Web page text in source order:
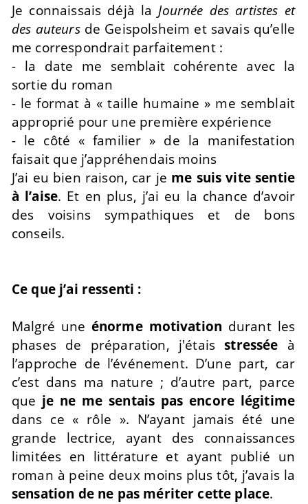
Je connaissais déjà la Journée des artistes et
des auteursde Geispolsheim et savais qu’elle
me correspondrait parfaitement :
- la date me semblait cohérente avec la
sortie du roman
- le format à « taille humaine » me semblait
approprié pour une première expérience
- le côté « familier » de la manifestation
faisait que j’appréhendais moins
J’ai eu bien raison, car je me suis vite sentie
à l’aise. Et en plus, j’ai eu la chance d’avoir
des voisins sympathiques et de bons
conseils.
Ce que j’ai ressenti :
Malgré une énorme motivation durant les
phases de préparation, j'étaisstressée à
l’approche de l’événement. D’une part, car
c’est dans ma nature ; d’autre part, parce
que je ne me sentais pas encore légitime
dans ce « rôle ». N’ayant jamais été une
grande lectrice, ayant des connaissances
limitées en littérature et ayant publié un
roman à peine deux moins plus tôt, j’avais la
sensation de ne pas mériter cette place.